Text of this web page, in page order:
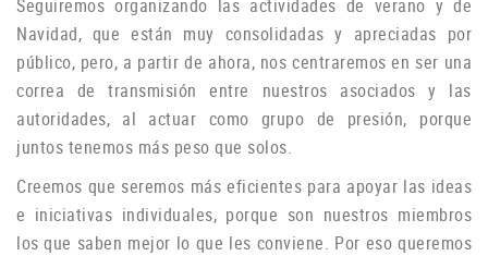
Seguiremos organizando las actividades de verano y de
Navidad, que están muy consolidadas y apreciadas por
público, pero, a partir de ahora, nos centraremos en ser una
correa de transmisión entre nuestros asociados y las
autoridades, al actuar como grupo de presión, porque
juntos tenemos más peso que solos.
Creemos que seremos más eficientes para apoyar las ideas
e iniciativas individuales, porque son nuestros miembros
los que saben mejor lo que les conviene. Por eso queremos